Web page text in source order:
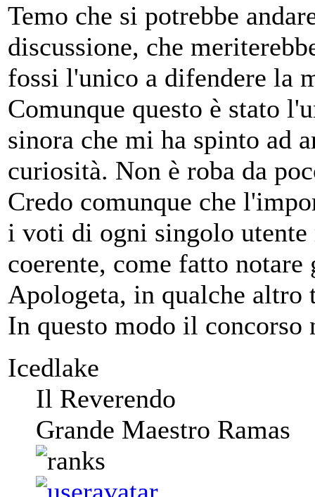
Temo che si potrebbe
discussione, che
fossi l'unico a difendere la
Comunque questo è stato
sinora che mi ha spinto ad
curiosità. Non è roba da
Credo comunque che
i voti di ogni singolo utente
coerente, come fatto notare
Apologeta, in qualche altro
In questo modo il concorso
Icedlake
Il Reverendo
Grande Maestro Ramas